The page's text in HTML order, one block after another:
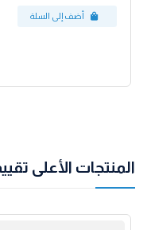
المنتجات الأعلى